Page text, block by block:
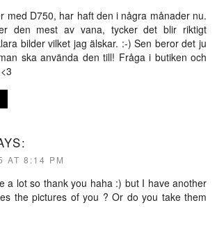
med D750, har haft den i några månader nu.
den mest av vana, tycker det blir riktigt
bilder vilket jag älskar. :-) Sen beror det ju
ska använda den till! Fråga i butiken och
AT 8:14 PM
a lot so thank you haha :) but I have another
the pictures of you ? Or do you take them